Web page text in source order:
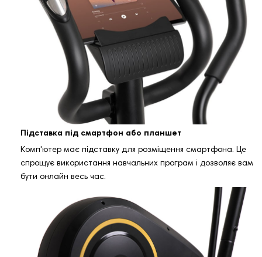
Підставка під смартфон або планшет
Комп'ютер має підставку для розміщення смартфона. Це
спрощує використання навчальних програм і дозволяє вам
бути онлайн весь час.